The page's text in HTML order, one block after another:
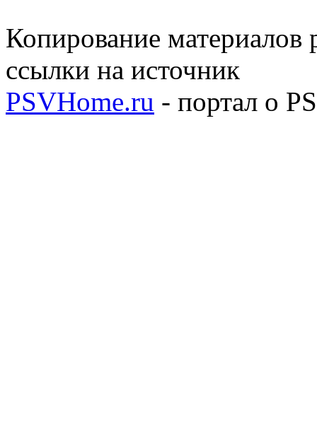
Копирование материалов
ссылки на источник
PSVHome.ru - портал о